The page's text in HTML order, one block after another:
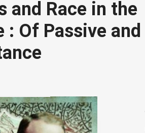
and Race in the
Of Passive and